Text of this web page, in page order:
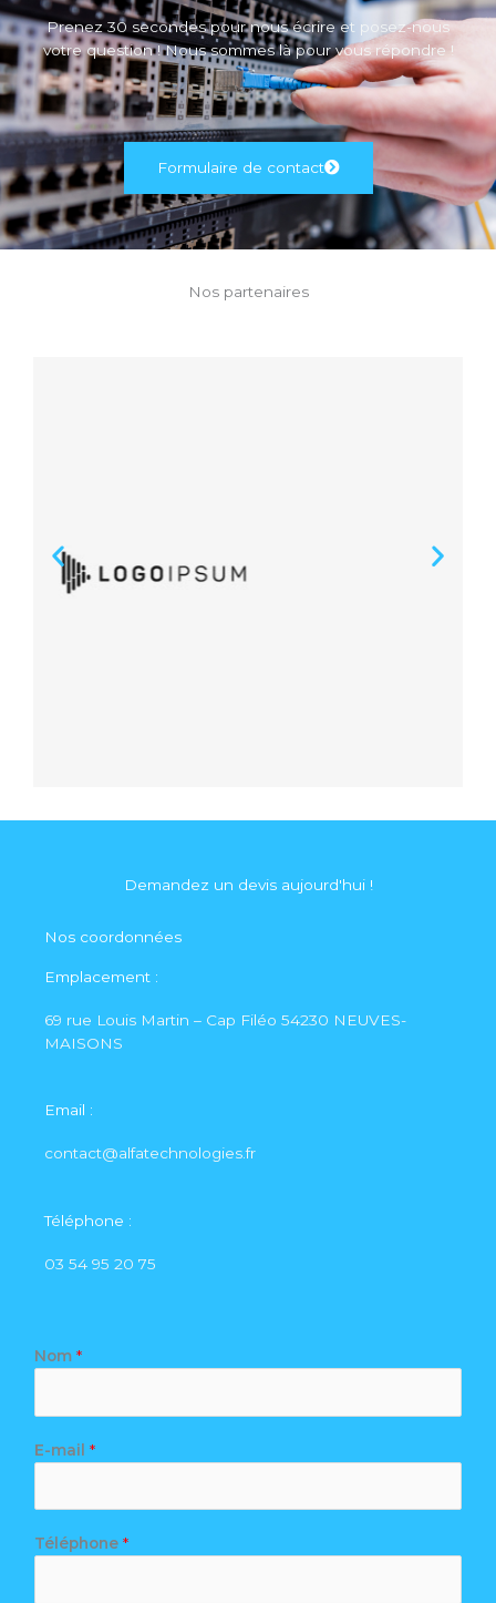
Prenez 30 secondes pour nous écrire et posez-nous
votre question ! Nous sommes là pour vous répondre !
Formulaire de contact
Nos partenaires
Demandez un devis aujourd'hui !
Nos coordonnées
Emplacement :
69 rue Louis Martin – Cap Filéo 54230 NEUVES-
MAISONS
Email :
contact@alfatechnologies.fr
Téléphone :
‭03 54 95 20 75‬
Nom *
E-mail *
Téléphone *